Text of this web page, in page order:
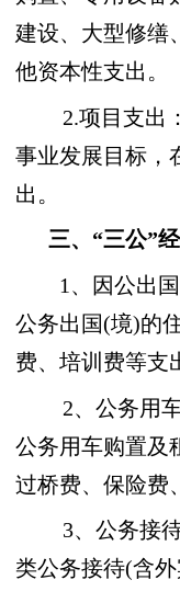
建设、大型修缮
他资本性支出。
2.项目支出
事业发展目标，
出。
三、“三公”
1、因公出国(
公务出国(境)的
费、培训费等支
2、公务用
公务用车购置及
过桥费、保险费
3、公务接
类公务接待(含外